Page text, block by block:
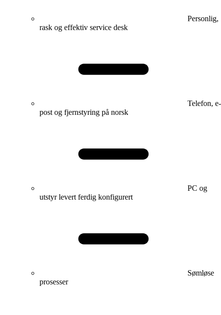
Personlig,
rask og effektiv service desk
Telefon, e-
post og fjernstyring på norsk
PC og
utstyr levert ferdig konfigurert
Sømløse
prosesser